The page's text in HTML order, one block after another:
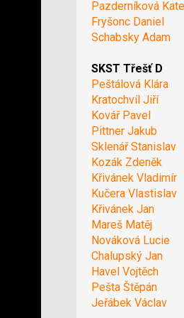
Pazderníková
Fryšonc Daniel
Schabsky Adam
SKST Třešť D
Peštálová Klára
Kratochvíl Jiří
Kovář Pavel
Pittner Jakub
Sklenář Stanislav
Kozák Zdeněk
Křivánek Vladimír
Kučera Vlastislav
Křivánek Jan
Mareš Matěj
Nováková Lucie
Chalupský Jan
Havel Vojtěch
Pešta Štěpán
Jeřábek Václav